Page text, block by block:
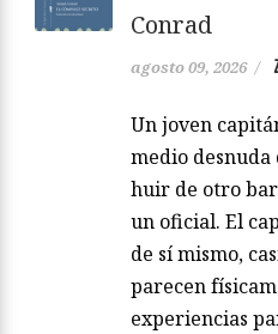
Conrad
agosto 09, 2026 /
Un joven
medio desnuda
huir de otro
un oficial. El
de sí mismo,
parecen
experiencias